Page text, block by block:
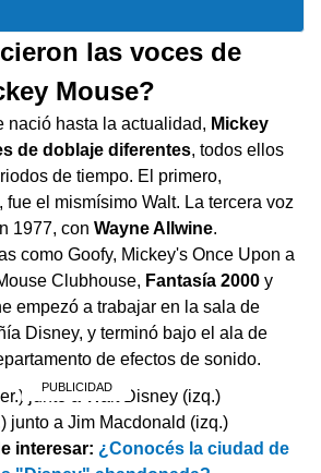
las voces de
Mouse?
nació hasta la actualidad, Mickey
de doblaje diferentes, todos ellos
de tiempo. El primero,
fue el mismísimo Walt. La tercera voz
1977, con Wayne Allwine.
como Goofy, Mickey's Once Upon a
Clubhouse, Fantasía 2000 y
empezó a trabajar en la sala de
Disney, y terminó bajo el ala de
de efectos de sonido.
junto a Jim Macdonald (izq.)
interesar: ¿Conocés la ciudad de